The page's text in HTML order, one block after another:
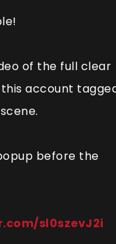
of the full clear
account
before the
sl0szevJ2i